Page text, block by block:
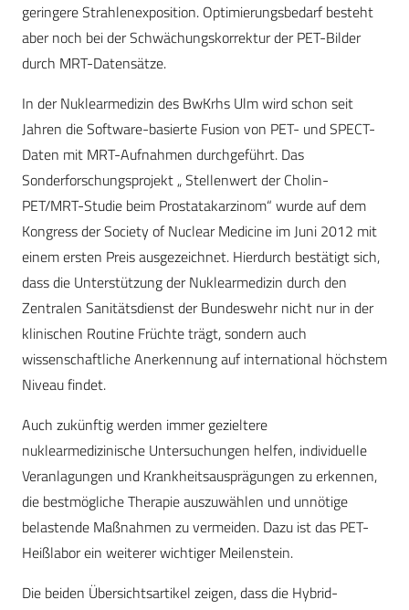
geringere Strahlenexposition. Optimierungsbedarf besteht
aber noch bei der Schwächungskorrektur der PET-Bilder
durch MRT-Datensätze.
In der Nuklearmedizin des BwKrhs Ulm wird schon seit
Jahren die Software-basierte Fusion von PET- und SPECT-
Daten mit MRT-Aufnahmen durchgeführt. Das
Sonderforschungsprojekt „ Stellenwert der Cholin-
PET/MRT-Studie beim Prostatakarzinom“ wurde auf dem
Kongress der Society of Nuclear Medicine im Juni 2012 mit
einem ersten Preis ausgezeichnet. Hierdurch bestätigt sich,
dass die Unterstützung der Nuklearmedizin durch den
Zentralen Sanitätsdienst der Bundeswehr nicht nur in der
klinischen Routine Früchte trägt, sondern auch
wissenschaftliche Anerkennung auf international höchstem
Niveau findet.
Auch zukünftig werden immer gezieltere
nuklearmedizinische Untersuchungen helfen, individuelle
Veranlagungen und Krankheitsausprägungen zu erkennen,
die bestmögliche Therapie auszuwählen und unnötige
belastende Maßnahmen zu vermeiden. Dazu ist das PET-
Heißlabor ein weiterer wichtiger Meilenstein.
Die beiden Übersichtsartikel zeigen, dass die Hybrid-